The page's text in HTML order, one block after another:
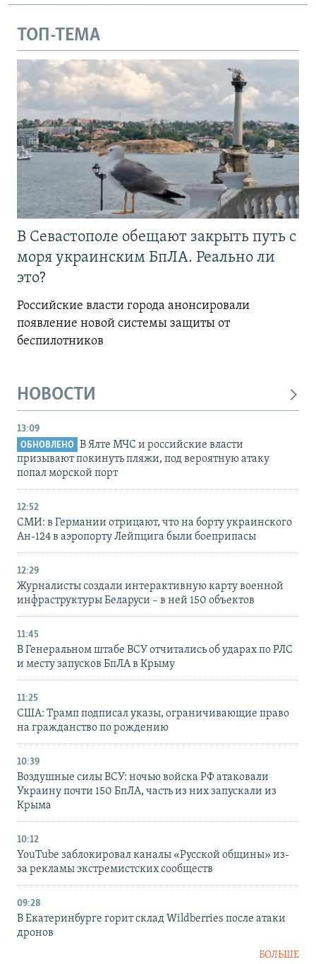
ТОП-ТЕМА
В Севастополе обещают закрыть путь с
моря украинским БпЛА. Реально ли
это?
Российские власти города анонсировали
появление новой системы защиты от
беспилотников
НОВОСТИ
13:09
ОБНОВЛЕНО
В Ялте МЧС и российские власти
призывают покинуть пляжи, под вероятную атаку
попал морской порт
12:52
СМИ: в Германии отрицают, что на борту украинского
Ан-124 в аэропорту Лейпцига были боеприпасы
12:29
Журналисты создали интерактивную карту военной
инфраструктуры Беларуси – в ней 150 объектов
11:45
В Генеральном штабе ВСУ отчитались об ударах по РЛС
и месту запусков БпЛА в Крыму
11:25
США: Трамп подписал указы, ограничивающие право
на гражданство по рождению
10:39
Воздушные силы ВСУ: ночью войска РФ атаковали
Украину почти 150 БпЛА, часть из них запускали из
Крыма
10:12
YouTube заблокировал каналы «Русской общины» из-
за рекламы экстремистских сообществ
09:28
В Екатеринбурге горит склад Wildberries после атаки
дронов
БОЛЬШЕ